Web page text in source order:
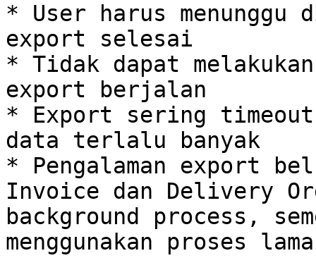
* User harus menunggu
export selesai
* Tidak dapat
export berjalan
* Export sering
data terlalu banyak
* Pengalaman export
Invoice dan Delivery
background process,
menggunakan proses lama